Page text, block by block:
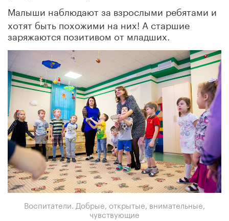
Малыши наблюдают за взрослыми ребятами и
хотят быть похожими на них! А старшие
заряжаются позитивом от младших.
Воспитатели. Добрые, открытые, внимательные,
чувствующие